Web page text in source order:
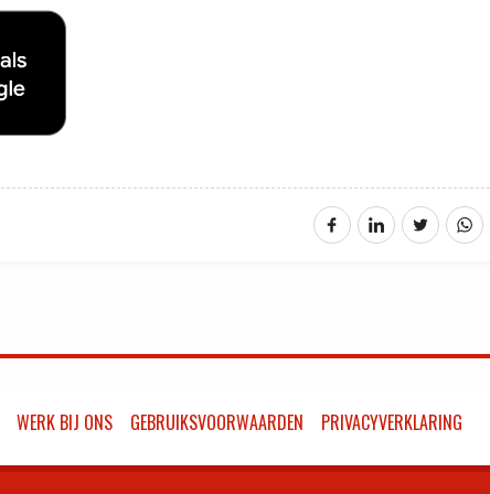
WERK BIJ ONS GEBRUIKSVOORWAARDEN PRIVACYVERKLARING